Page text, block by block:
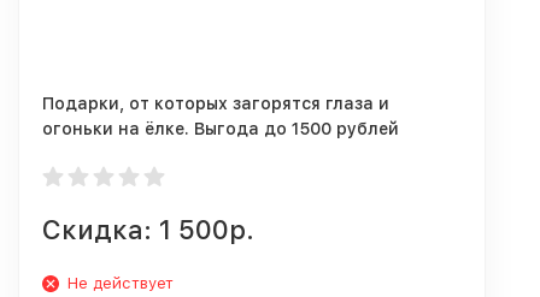
Подарки, от которых загорятся глаза и
огоньки на ёлке. Выгода до 1500 рублей
Скидка: 1 500р.
Не действует